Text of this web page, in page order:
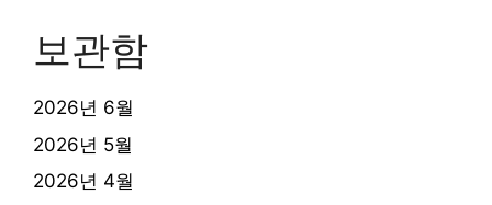
보관함
2026년 6월
2026년 5월
2026년 4월